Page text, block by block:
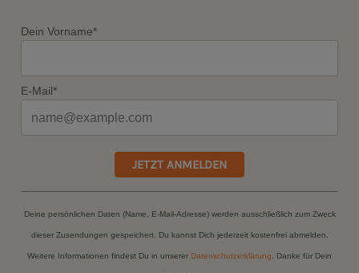
Dein Vorname*
E-Mail*
JETZT ANMELDEN
Deine persönlichen Daten (Name, E-Mail-Adresse) werden ausschließlich zum Zweck
dieser Zusendungen gespeichert. Du kannst Dich jederzeit kostenfrei abmelden.
Weitere Informationen findest Du in unserer Datenschutzerklärung . Danke für Dein